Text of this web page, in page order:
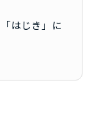
はじき」に